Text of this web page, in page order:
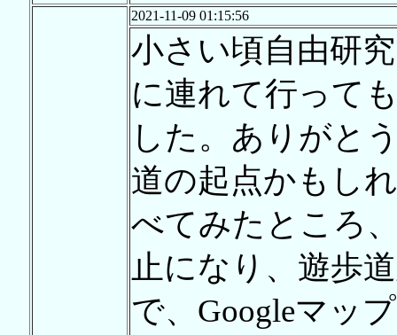
2021-11-09 01:15:56
小さい頃自由研
に連れて行って
した。ありがと
道の起点かもし
べてみたところ
止になり、遊歩
で、Googleマッ